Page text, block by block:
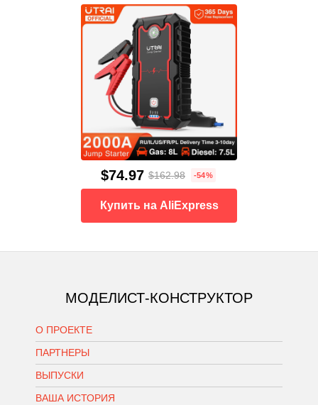
$74.97 $162.98 -54%
Купить на AliExpress
МОДЕЛИСТ-КОНСТРУКТОР
О ПРОЕКТЕ
ПАРТНЕРЫ
ВЫПУСКИ
ВАША ИСТОРИЯ